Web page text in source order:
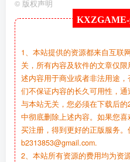
© 版权声明
KXZGAME-
1、本站提供的资源都来自互联
关，所有内容及软件的文章仅
述内容用于商业或者非法用途
们不保证内容的长久可用性，
与本站无关，您必须在下载后
中彻底删除上述内容。如果您
买注册，得到更好的正版服务。
b2313853@gmail.com.
2、本站所有资源的费用均为资